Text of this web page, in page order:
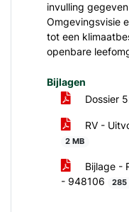
invulling
Omgevingsvisie
tot een
openbare
Bijlagen
Dossier
RV -
2 MB
Bijlage -
- 948106
285